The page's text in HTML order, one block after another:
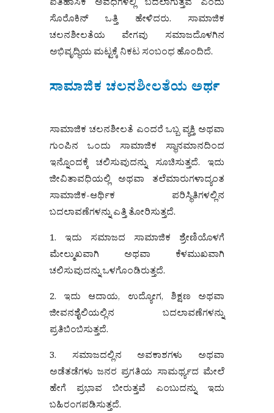
ಐತಿಹಾಸಿಕ ಅವಧಿಗಳಲ್ಲಿ ಬದಲಾಗುತ್ತವೆ ಎಂದು
ಸೊರೊಕಿನ್ ಒತ್ತಿ ಹೇಳಿದರು. ಸಾಮಾಜಿಕ
ಚಲನಶೀಲತೆಯ ವೇಗವು ಸಮಾಜದೊಳಗಿನ
ಅಭಿವೃದ್ಧಿಯ ಮಟ್ಟಕ್ಕೆ ನಿಕಟ ಸಂಬಂಧ ಹೊಂದಿದೆ.
ಸಾಮಾಜಿಕ ಚಲನಶೀಲತೆಯ ಅರ್ಥ
ಸಾಮಾಜಿಕ ಚಲನಶೀಲತೆ ಎಂದರೆ ಒಬ್ಬ ವ್ಯಕ್ತಿ ಅಥವಾ
ಗುಂಪಿನ ಒಂದು ಸಾಮಾಜಿಕ ಸ್ಥಾನಮಾನದಿಂದ
ಇನ್ನೊಂದಕ್ಕೆ ಚಲಿಸುವುದನ್ನು ಸೂಚಿಸುತ್ತದೆ. ಇದು
ಜೀವಿತಾವಧಿಯಲ್ಲಿ ಅಥವಾ ತಲೆಮಾರುಗಳಾದ್ಯಂತ
ಸಾಮಾಜಿಕ-ಆರ್ಥಿಕ ಪರಿಸ್ಥಿತಿಗಳಲ್ಲಿನ
ಬದಲಾವಣೆಗಳನ್ನು ಎತ್ತಿ ತೋರಿಸುತ್ತದೆ.
1. ಇದು ಸಮಾಜದ ಸಾಮಾಜಿಕ ಶ್ರೇಣಿಯೊಳಗೆ
ಮೇಲ್ಮುಖವಾಗಿ ಅಥವಾ ಕೆಳಮುಖವಾಗಿ
ಚಲಿಸುವುದನ್ನು ಒಳಗೊಂಡಿರುತ್ತದೆ.
2. ಇದು ಆದಾಯ, ಉದ್ಯೋಗ, ಶಿಕ್ಷಣ ಅಥವಾ
ಜೀವನಶೈಲಿಯಲ್ಲಿನ ಬದಲಾವಣೆಗಳನ್ನು
ಪ್ರತಿಬಿಂಬಿಸುತ್ತದೆ.
3. ಸಮಾಜದಲ್ಲಿನ ಅವಕಾಶಗಳು ಅಥವಾ
ಅಡೆತಡೆಗಳು ಜನರ ಪ್ರಗತಿಯ ಸಾಮರ್ಥ್ಯದ ಮೇಲೆ
ಹೇಗೆ ಪ್ರಭಾವ ಬೀರುತ್ತವೆ ಎಂಬುದನ್ನು ಇದು
ಬಹಿರಂಗಪಡಿಸುತ್ತದೆ.